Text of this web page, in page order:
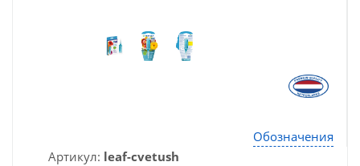
Обозначения
Артикул: leaf-cvetush